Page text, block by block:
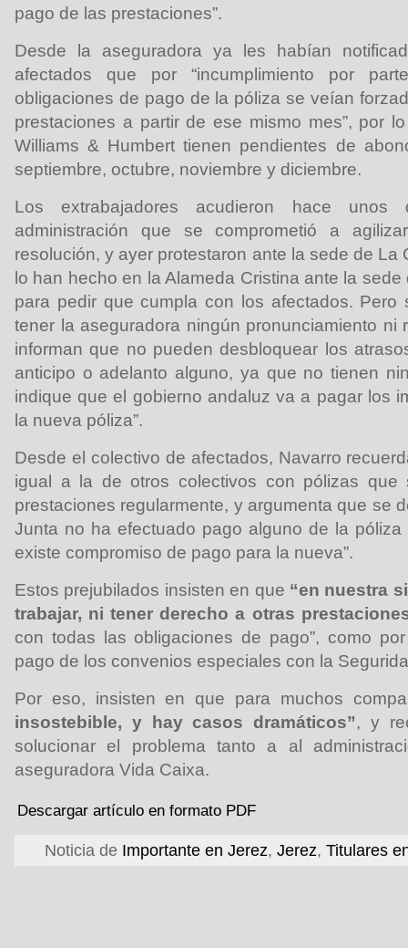
pago de las prestaciones”.
Desde la aseguradora ya les habían
afectados que por “incumplimiento por
obligaciones de pago de la póliza se veían
prestaciones a partir de ese mismo mes”, por
Williams & Humbert tienen pendientes de
septiembre, octubre, noviembre y diciembre.
Los extrabajadores acudieron hace
administración que se comprometió a
resolución, y ayer protestaron ante la sede de La
lo han hecho en la Alameda Cristina ante la
para pedir que cumpla con los afectados. Pero
tener la aseguradora ningún pronunciamiento ni
informan que no pueden desbloquear los
anticipo o adelanto alguno, ya que no tienen
indique que el gobierno andaluz va a pagar los
la nueva póliza”.
Desde el colectivo de afectados, Navarro
igual a la de otros colectivos con pólizas que
prestaciones regularmente, y argumenta que se
Junta no ha efectuado pago alguno de la
existe compromiso de pago para la nueva”.
Estos prejubilados insisten en que “en nuestra
trabajar, ni tener derecho a otras
con todas las obligaciones de pago”, como
pago de los convenios especiales con la
Por eso, insisten en que para muchos
insostebible, y hay casos dramáticos”, y
solucionar el problema tanto a al
aseguradora Vida Caixa.
Descargar artículo en formato PDF
Noticia de Importante en Jerez, Jerez, Titulares